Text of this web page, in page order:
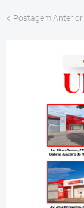
Postagem Anterior